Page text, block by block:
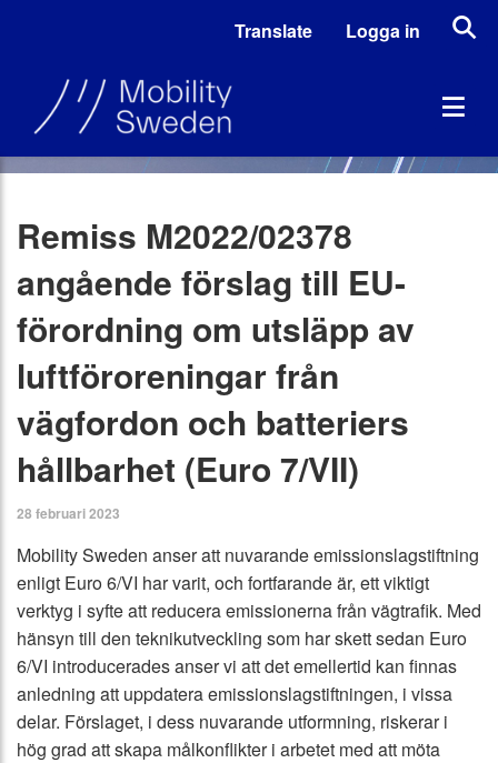
Translate Logga in
Remiss M2022/02378
angående förslag till EU-
förordning om utsläpp av
luftföroreningar från
vägfordon och batteriers
hållbarhet (Euro 7/VII)
28 februari 2023
Mobility Sweden anser att nuvarande emissionslagstiftning
enligt Euro 6/VI har varit, och fortfarande är, ett viktigt
verktyg i syfte att reducera emissionerna från vägtrafik. Med
hänsyn till den teknikutveckling som har skett sedan Euro
6/VI introducerades anser vi att det emellertid kan finnas
anledning att uppdatera emissionslagstiftningen, i vissa
delar. Förslaget, i dess nuvarande utformning, riskerar i
hög grad att skapa målkonflikter i arbetet med att möta